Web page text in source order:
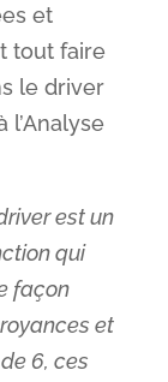
et
tout faire
le driver
l’Analyse
est un
qui
façon
et
6, ces